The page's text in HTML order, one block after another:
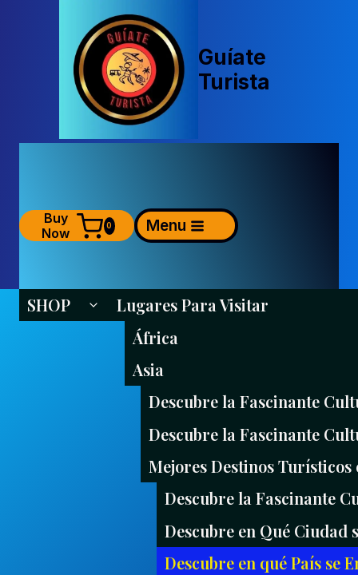
Guíate
Turista
Buy
Now
0 Menu
SHOP Alternar Menú Hijo
Lugares Para Visitar
África
Asia
Descubre la Fascinante
Descubre la Fascinante
Mejores Destinos Turísticos
Descubre la Fascinante
Descubre en Qué Ciudad
Descubre en qué País se